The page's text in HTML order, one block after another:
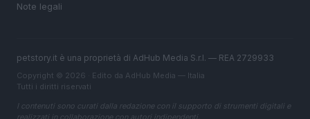
Note legali
petstory.it è una proprietà di AdHub Media S.r.l. — REA 2729933
Copyright © 2026 · Edito da AdHub Media — Italia
Tutti i diritti riservati
I contenuti sono curati dalla redazione con il supporto di strumenti digitali e
realizzati in collaborazione con autori indipendenti.